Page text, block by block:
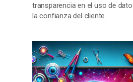
transparencia en el uso de
la confianza del cliente.